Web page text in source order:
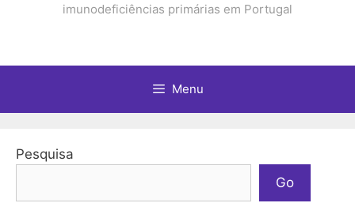
imunodeficiências primárias em Portugal
Menu
Pesquisa
Go